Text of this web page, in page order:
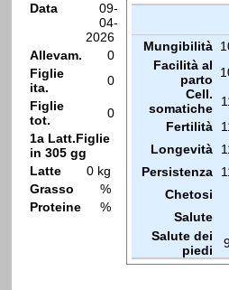
Data
09-
04-
2026
Allevam.
0
Figlie
ita.
0
Figlie
tot.
0
1a Latt.Figlie
in 305 gg
Latte
0 kg
Grasso
%
Proteine
%
Mungibilità
Facilità al
parto
Cell.
somatiche
Fertilità
Longevità
Persistenza
Chetosi
Salute
Salute dei
piedi